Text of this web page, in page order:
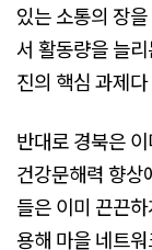
있는 소통의 장
서 활동량을 늘
진의 핵심 과제다
반대로 경북은
건강문해력 향상
들은 이미 끈끈
용해 마을 네트